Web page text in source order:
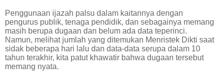
Penggunaan ijazah palsu dalam kaitannya dengan
pengurus publik, tenaga pendidik, dan sebagainya memang
masih berupa dugaan dan belum ada data teperinci.
Namun, melihat jumlah yang ditemukan Menristek Dikti saat
sidak beberapa hari lalu dan data-data serupa dalam 10
tahun terakhir, kita patut khawatir bahwa dugaan tersebut
memang nyata.